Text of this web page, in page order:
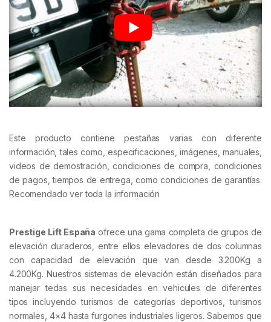
Este producto contiene pestañas varias con diferente
información, tales como, especificaciones, imágenes, manuales,
videos de demostración, condiciones de compra, condiciones
de pagos, tiempos de entrega, como condiciones de garantías.
Recomendado ver toda la información
Prestige Lift España ofrece una gama completa de grupos de
elevación duraderos, entre ellos elevadores de dos columnas
con capacidad de elevación que van desde 3.200Kg a
4.200Kg. Nuestros sistemas de elevación están diseñados para
manejar tedas sus necesidades en vehicules de diferentes
tipos incluyendo turismos de categorías deportivos, turismos
normales, 4×4 hasta furgones industriales ligeros. Sabemos que